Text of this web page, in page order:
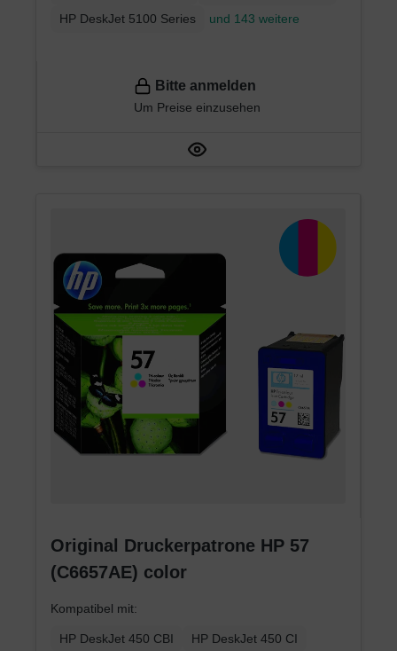
HP DeskJet 5100 Series
und 143 weitere
Bitte anmelden
Um Preise einzusehen
Original Druckerpatrone HP 57
(C6657AE) color
Kompatibel mit:
HP DeskJet 450 CBI
HP DeskJet 450 CI